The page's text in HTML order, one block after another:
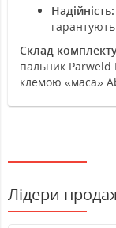
Надійність:
Склад
пальник Parweld
клемою «маса»
Лідери